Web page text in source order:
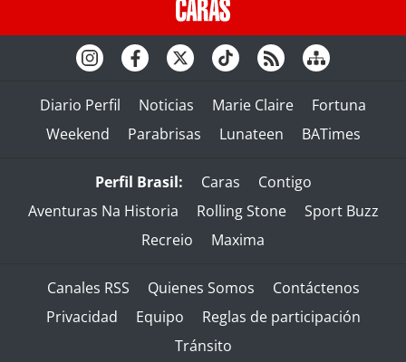
Diario Perfil Noticias Marie Claire
Fortuna
Weekend
Parabrisas Lunateen BATimes
Perfil Brasil: Caras
Contigo
Aventuras Na Historia
Rolling Stone
Sport Buzz
Recreio
Maxima
Canales RSS Quienes Somos
Contáctenos
Privacidad
Equipo
Reglas de participación
Tránsito